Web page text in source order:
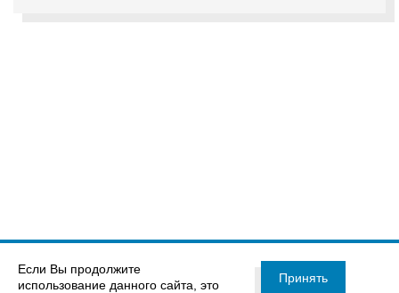
Если Вы продолжите
использование данного сайта, это
Принять